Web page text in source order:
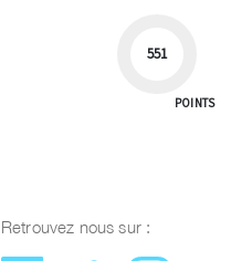
551
POINTS
Retrouvez nous sur :